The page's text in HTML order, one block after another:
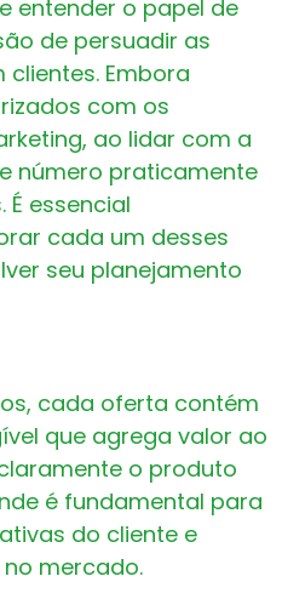
entender o papel de
de persuadir as
Embora
com os
ao lidar com a
número praticamente
É essencial
cada um desses
seu planejamento
cada oferta contém
que agrega valor ao
o produto
é fundamental para
do cliente e
mercado.